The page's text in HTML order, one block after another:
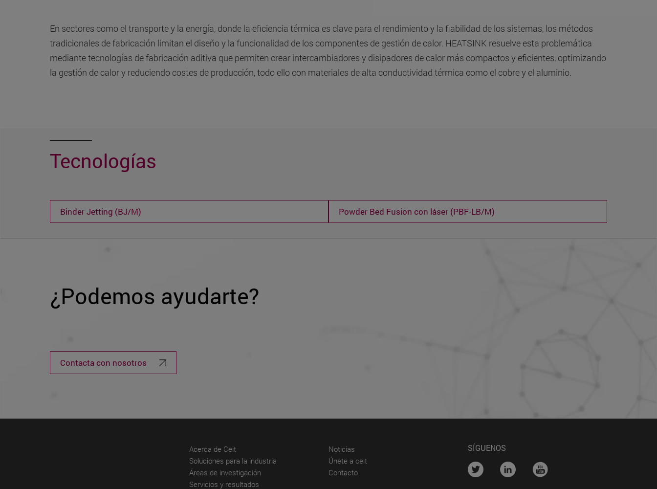
En sectores como el transporte y la energía, donde la eficiencia térmica es clave para el rendimiento y la fiabilidad de los sistemas, los métodos
tradicionales de fabricación limitan el diseño y la funcionalidad de los componentes de gestión de calor. HEATSINK resuelve esta problemática
mediante tecnologías de fabricación aditiva que permiten crear intercambiadores y disipadores de calor más compactos y eficientes, optimizando
la gestión de calor y reduciendo costes de producción, todo ello con materiales de alta conductividad térmica como el cobre y el aluminio.
Tecnologías
Binder Jetting (BJ/M) Powder Bed Fusion con láser (PBF-LB/M)
¿Podemos ayudarte?
Contacta con nosotros
Acerca de Ceit(abre en nueva ventana)
Soluciones para la industria (abre en nueva ventana)
Áreas de investigación (abre en nueva ventana)
Servicios y resultados
Noticias
Únete a ceit(abre en nueva ventana)
Contacto(abre en nueva ventana)
SÍGUENOS
.... .... ....